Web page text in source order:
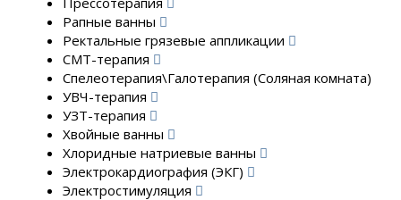
Рапные ванны
Ректальные грязевые аппликации
СМТ-терапия
Спелеотерапия\Галотерапия (Соляная комната)
УВЧ-терапия
УЗТ-терапия
Хвойные ванны
Хлоридные натриевые ванны
Электрокардиография (ЭКГ)
Электростимуляция